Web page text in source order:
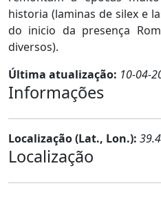
historia (laminas de silex e
do inicio da presença
diversos).
Última atualização: 10-04-
Informações
Localização (Lat., Lon.):
Localização